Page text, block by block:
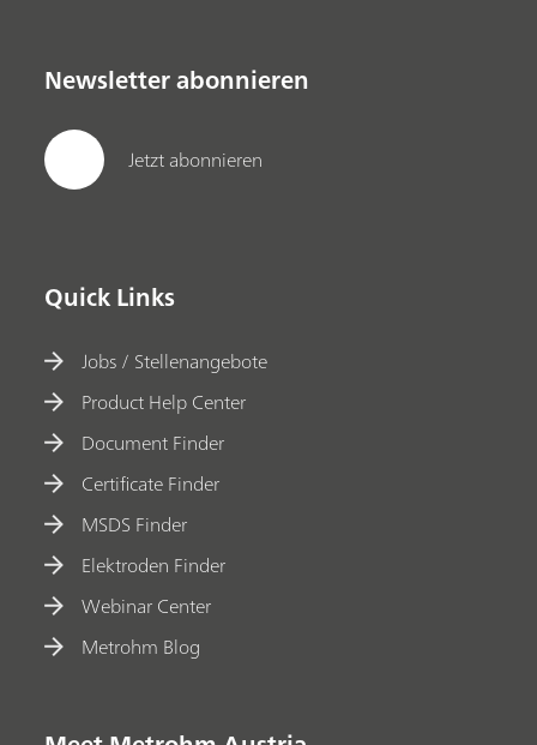
Newsletter abonnieren
Jetzt abonnieren
Quick Links
Jobs / Stellenangebote
Product Help Center
Document Finder
Certificate Finder
MSDS Finder
Elektroden Finder
Webinar Center
Metrohm Blog